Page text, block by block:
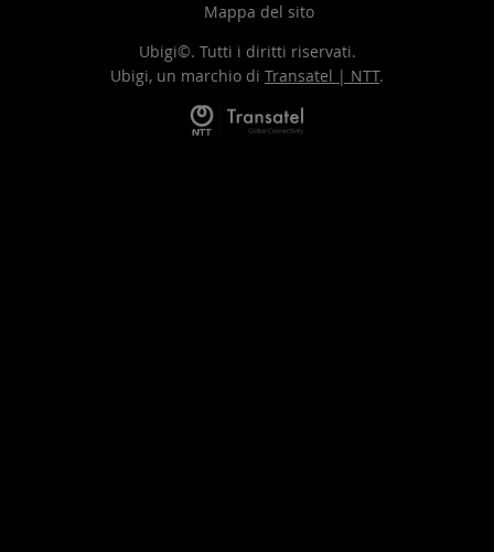
Mappa del sito
Ubigi©. Tutti i diritti riservati.
Ubigi, un marchio di Transatel | NTT.